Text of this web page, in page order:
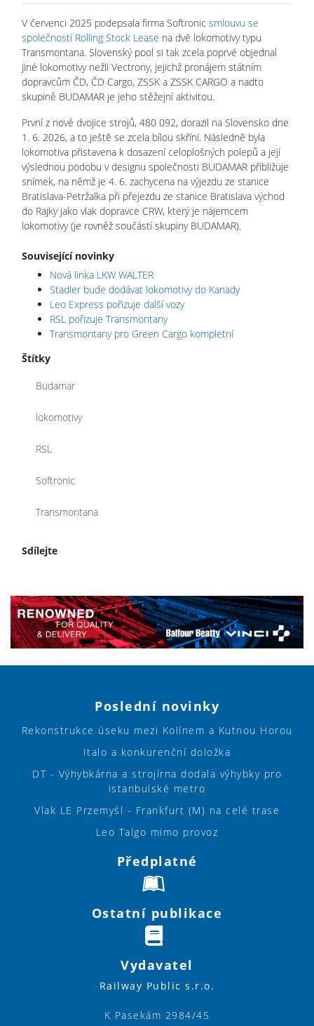
V červenci 2025 podepsala firma Softronic smlouvu se
společností Rolling Stock Lease na dvě lokomotivy typu
Transmontana. Slovenský pool si tak zcela poprvé objednal
jiné lokomotivy nežli Vectrony, jejichž pronájem státním
dopravcům ČD, ČD Cargo, ZSSK a ZSSK CARGO a nadto
skupině BUDAMAR je jeho stěžejní aktivitou.
První z nové dvojice strojů, 480 092, dorazil na Slovensko dne
1. 6. 2026, a to ještě se zcela bílou skříní. Následně byla
lokomotiva přistavena k dosazení celoplošných polepů a její
výslednou podobu v designu společnosti BUDAMAR přibližuje
snímek, na němž je 4. 6. zachycena na výjezdu ze stanice
Bratislava-Petržalka při přejezdu ze stanice Bratislava východ
do Rajky jako vlak dopravce CRW, který je nájemcem
lokomotivy (je rovněž součástí skupiny BUDAMAR).
Související novinky
Nová linka LKW WALTER
Stadler bude dodávat lokomotivy do Kanady
Leo Express pořizuje další vozy
RSL pořizuje Transmontany
Transmontany pro Green Cargo kompletní
Štítky
Budamar
lokomotivy
RSL
Softronic
Transmontana
Sdílejte
Poslední novinky
Rekonstrukce úseku mezi Kolínem a Kutnou Horou
Italo a konkurenční doložka
DT - Výhybkárna a strojírna dodala výhybky pro
istanbulské metro
Vlak LE Przemyśl - Frankfurt (M) na celé trase
Leo Talgo mimo provoz
Předplatné
Ostatní publikace
Vydavatel
Railway Public s.r.o.
K Pasekám 2984/45